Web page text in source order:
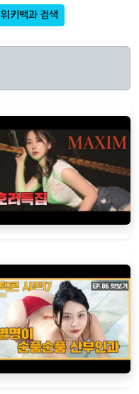
위키백과 검색